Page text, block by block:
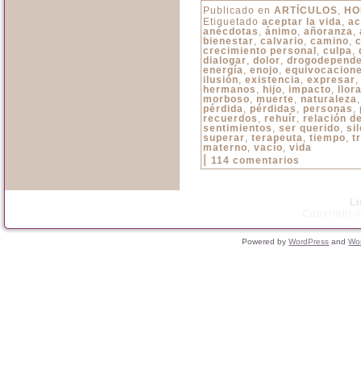
Publicado en ARTÍCULOS,
Etiquetado aceptar la vida,
anécdotas , ánimo, añoranza,
bienestar, calvario, camino,
crecimiento personal , culpa,
dialogar, dolor,
energía, enojo,
ilusión, existencia, expresar,
hermanos , hijo, impacto,
morboso, muerte, naturaleza
pérdida, pérdidas , personas ,
recuerdos , rehuír, relación
sentimientos , ser querido,
superar, terapeuta, tiempo,
materno, vacío, vida
114 comentarios
Powered byWordPress and